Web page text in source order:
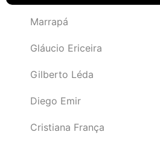
Marrapá
Gláucio Ericeira
Gilberto Léda
Diego Emir
Cristiana França